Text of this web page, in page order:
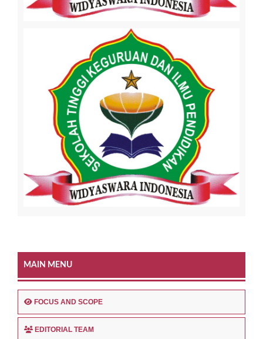
MAIN MENU
FOCUS AND SCOPE
EDITORIAL TEAM